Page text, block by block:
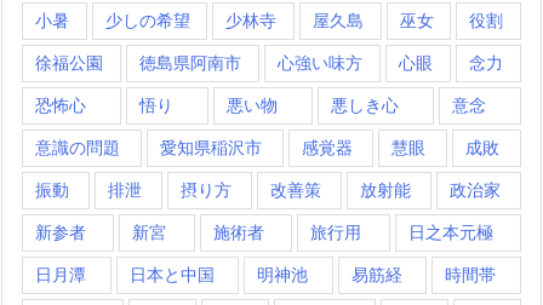
小暑 少しの希望 少林寺 屋久島 巫女 役割
徐福公園 徳島県阿南市 心強い味方 心眼 念力
恐怖心 悟り 悪い物 悪しき心 意念
意識の問題 愛知県稲沢市 感覚器 慧眼 成敗
振動 排泄 摂り方 改善策 放射能 政治家
新参者 新宮 施術者 旅行用 日之本元極
日月潭 日本と中国 明神池 易筋経 時間帯